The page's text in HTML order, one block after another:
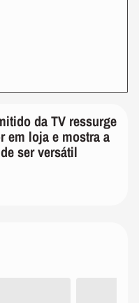
da TV ressurge
em loja e mostra a
ser versátil